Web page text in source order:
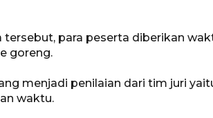
tersebut, para peserta diberikan
goreng.
menjadi penilaian dari tim juri
waktu.